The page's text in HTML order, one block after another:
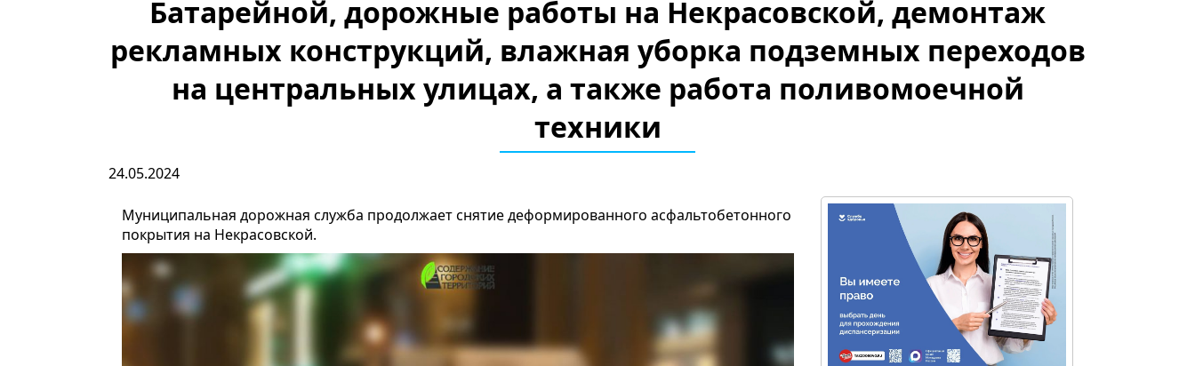
Батарейной, дорожные работы на Некрасовской, демонтаж
рекламных конструкций, влажная уборка подземных переходов
на центральных улицах, а также работа поливомоечной
техники
24.05.2024
Муниципальная дорожная служба продолжает снятие деформированного асфальтобетонного
покрытия на Некрасовской.